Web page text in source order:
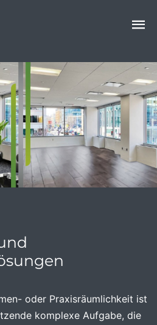
oder Praxisräumlichkeit ist
komplexe Aufgabe, die